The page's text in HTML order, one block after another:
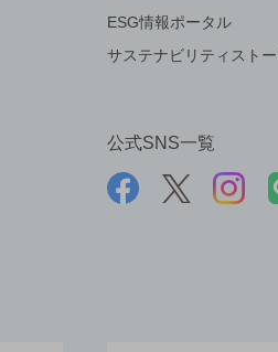
ESG情報ポータル
サステナビリティスト
公式SNS一覧